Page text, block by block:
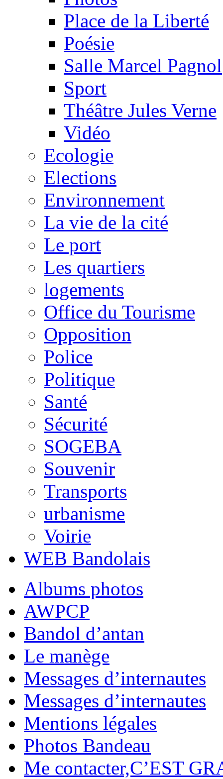
Place de la Liberté
Poésie
Salle Marcel Pagnol
Sport
Théâtre Jules Verne
Vidéo
Ecologie
Elections
Environnement
La vie de la cité
Le port
Les quartiers
logements
Office du Tourisme
Opposition
Police
Politique
Santé
Sécurité
SOGEBA
Souvenir
Transports
urbanisme
Voirie
WEB Bandolais
Albums photos
AWPCP
Bandol d’antan
Le manège
Messages d’internautes
Messages d’internautes
Mentions légales
Photos Bandeau
Me contacter,C’EST